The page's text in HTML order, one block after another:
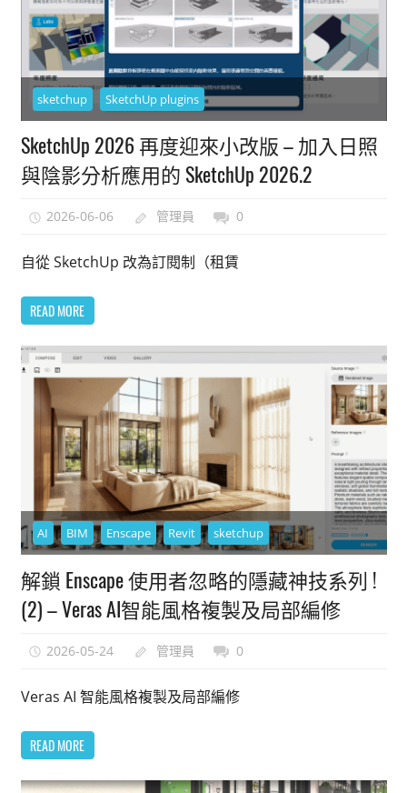
sketchup SketchUp plugins
SketchUp 2026 再度迎來小改版 – 加入日照
與陰影分析應用的 SketchUp 2026.2
2026-06-06 管理員 0
自從 SketchUp 改為訂閱制（租賃
READ MORE
AI BIM Enscape Revit sketchup
解鎖 Enscape 使用者忽略的隱藏神技系列 !
(2) – Veras AI智能風格複製及局部編修
2026-05-24 管理員 0
Veras AI 智能風格複製及局部編修
READ MORE